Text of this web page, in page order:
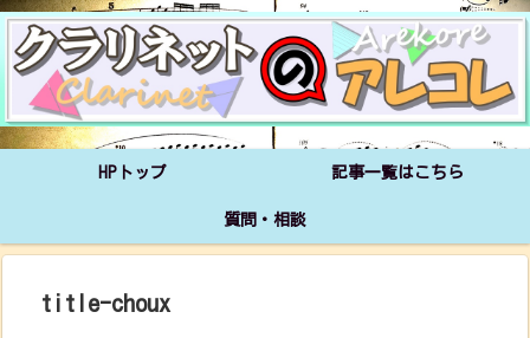
HPトップ 記事一覧はこちら
質問・相談
title-choux